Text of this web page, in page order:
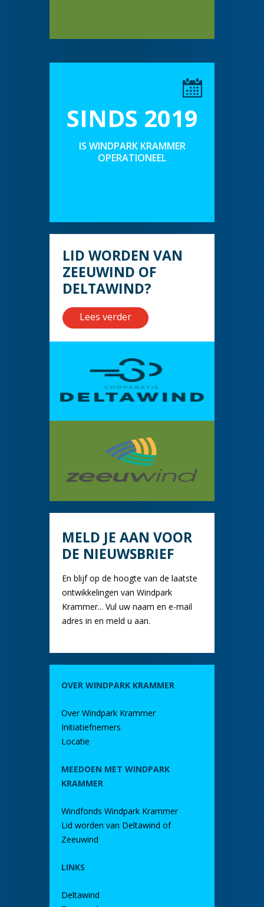
SINDS 2019
IS WINDPARK KRAMMER
OPERATIONEEL
LID WORDEN VAN
ZEEUWIND OF
DELTAWIND?
Lees verder
MELD JE AAN VOOR
DE NIEUWSBRIEF
En blijf op de hoogte van de laatste
ontwikkelingen van Windpark
Krammer... Vul uw naam en e-mail
adres in en meld u aan.
OVER WINDPARK KRAMMER
Over Windpark Krammer
Initiatiefnemers
Locatie
MEEDOEN MET WINDPARK
KRAMMER
Windfonds Windpark Krammer
Lid worden van Deltawind of
Zeeuwind
LINKS
Deltawind